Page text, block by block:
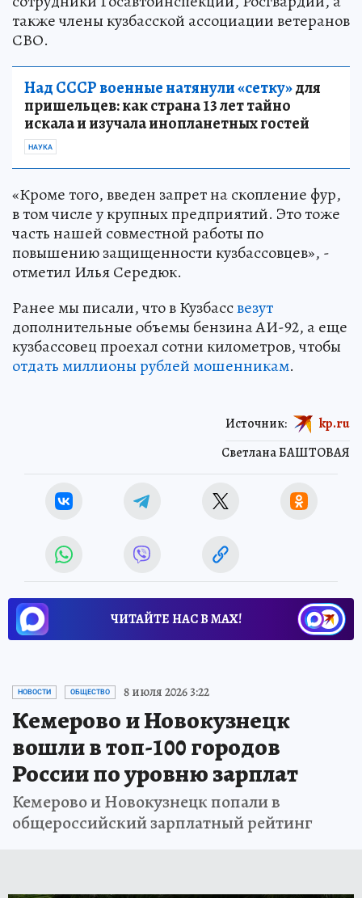
также члены кузбасской ассоциации ветеранов
СВО.
Над СССР военные натянули «сетку»для
пришельцев: как страна 13 лет тайно
искала и изучала инопланетных гостей
НАУКА
«Кроме того, введен запрет на скопление фур,
в том числе у крупных предприятий. Это тоже
часть нашей совместной работы по
повышению защищенности кузбассовцев», -
отметил Илья Середюк.
Ранее мы писали, что в Кузбассвезут
дополнительные объемы бензина АИ-92, а еще
кузбассовец проехал сотни километров, чтобы
отдать миллионы рублей мошенникам.
Светлана БАШТОВАЯ
Источник: kp.ru
ЧИТАЙТЕ НАС В МАХ!
НОВОСТИ ОБЩЕСТВО 8 июля 2026 3:22
Кемерово и Новокузнецк
вошли в топ-100 городов
России по уровню зарплат
Кемерово и Новокузнецк попали в
общероссийский зарплатный рейтинг